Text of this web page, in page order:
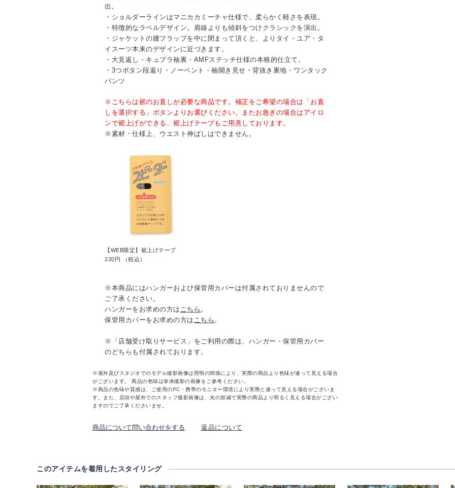
出。
・ショルダーラインはマニカカミーチャ仕様で、柔らかく軽さを表現。
・特徴的なラペルデザイン。肩線よりも傾斜をつけクラシックを演出。
・ジャケットの腰フラップを中に閉まって頂くと、よりタイ・ユア・タ
イスーツ本来のデザインに近づきます。
・大見返し・キュプラ袖裏・AMFステッチ仕様の本格的仕立て。
・3つボタン段返り・ノーベント・袖開き見せ・背抜き裏地・ワンタック
パンツ
※こちらは裾のお直しが必要な商品です。補正をご希望の場合は「お直
しを選択する」ボタンよりお選びください。またお急ぎの場合はアイロ
ンで裾上げができる、裾上げテープもご用意しております。
※素材・仕様上、ウエスト伸ばしはできません。
【WEB限定】裾上げテープ
220円 （税込）
※本商品にはハンガーおよび保管用カバーは付属されておりませんので
ご了承ください。
ハンガーをお求めの方は こちら 。
保管用カバーをお求めの方は こちら 。
※「店舗受け取りサービス」をご利用の際は、ハンガー・保管用カバー
のどちらも付属されております。
※屋外及びスタジオでのモデル撮影画像は照明の関係により、実際の商品より色味が違って見える場合
がございます。 商品の色味は単体撮影の画像をご参考ください。
※商品の色味や質感は、ご使用のPC・携帯のモニター環境により実際と違って見える場合がございま
す。また、店頭や屋外でのスタッフ撮影画像は、光の加減で実際の商品より明るく見える場合がござい
ますのでご了承くださいませ。
商品について問い合わせをする 返品について
このアイテムを着用したスタイリング